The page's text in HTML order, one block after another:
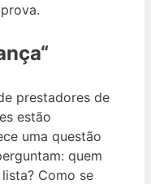
prestadores de
estão
uma questão
quem
Como se